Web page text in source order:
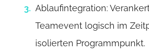
Ablaufintegration:
Teamevent logisch im
isolierten Programmpunkt.